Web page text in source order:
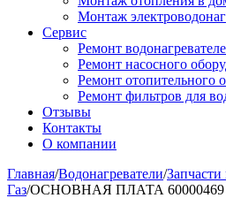
Монтаж
Сервис
Ремонт
Ремонт насосного
Ремонт отопительного
Ремонт фильтров для
Отзывы
Контакты
О компании
Главная/Водонагреватели/
Газ/ОСНОВНАЯ ПЛАТА 60000469